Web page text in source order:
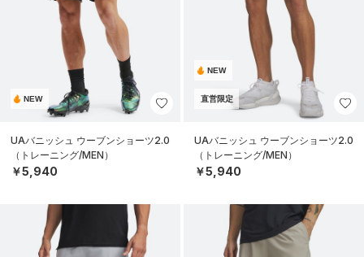
NEW
UAバニッシュ ウーブンショーツ2.0
（トレーニング/MEN）
￥5,940
NEW
直営限定
UAバニッシュ ウーブンショーツ2.0
（トレーニング/MEN）
￥5,940